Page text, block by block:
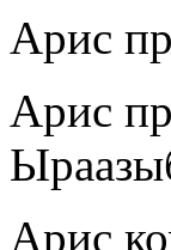
Арис
Арис
Арис